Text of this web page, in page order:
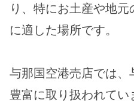
り、特にお土産や地
に適した場所です。
与那国空港売店では
豊富に取り扱われてい